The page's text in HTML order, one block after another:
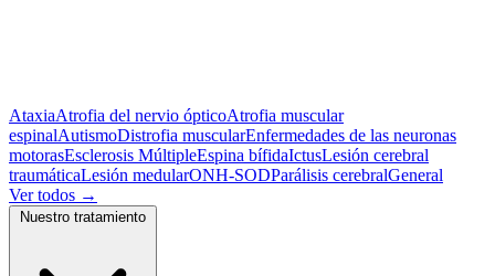
AtaxiaAtrofia del nervio ópticoAtrofia muscular
espinalAutismoDistrofia muscularEnfermedades de las neuronas
motorasEsclerosis MúltipleEspina bífidaIctusLesión cerebral
traumáticaLesión medularONH-SODParálisis cerebralGeneral
Ver todos →